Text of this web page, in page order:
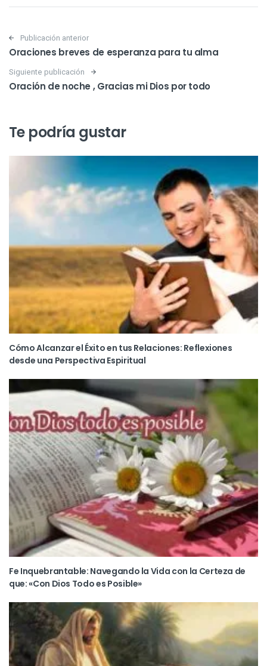
Post navigation
Publicación anterior
Oraciones breves de esperanza para tu alma
Siguiente publicación
Oración de noche , Gracias mi Dios por todo
Te podría gustar
Cómo Alcanzar el Éxito en tus Relaciones: Reflexiones
desde una Perspectiva Espiritual
Fe Inquebrantable: Navegando la Vida con la Certeza de
que: «Con Dios Todo es Posible»